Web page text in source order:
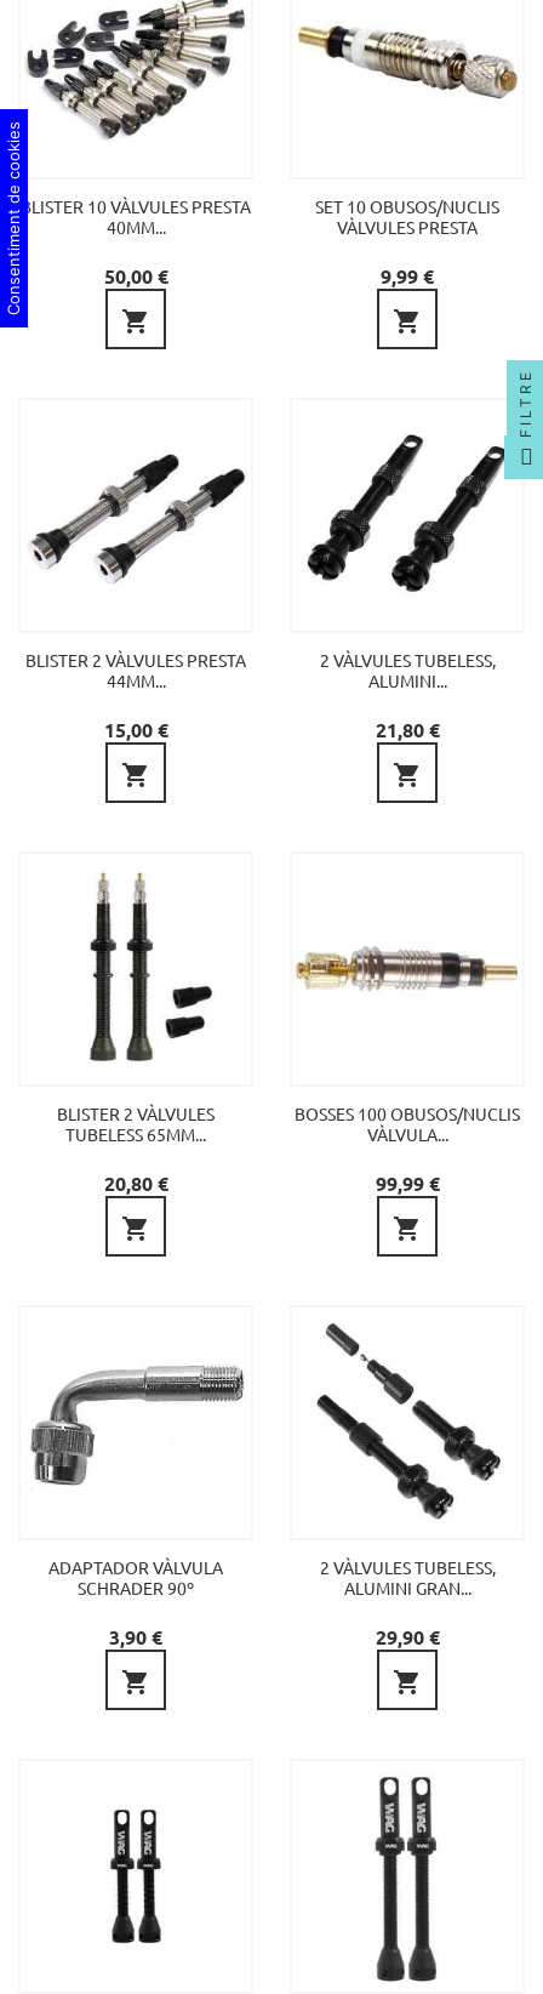
BLISTER 10 VÀLVULES PRESTA
40MM...
Preu
50,00 €

SET 10 OBUSOS/NUCLIS
VÀLVULES PRESTA
Preu
9,99 €

BLISTER 2 VÀLVULES PRESTA
44MM...
Preu
15,00 €

2 VÀLVULES TUBELESS,
ALUMINI...
Preu
21,80 €

BLISTER 2 VÀLVULES
TUBELESS 65MM...
Preu
20,80 €

BOSSES 100 OBUSOS/NUCLIS
VÀLVULA...
Preu
99,99 €

ADAPTADOR VÀLVULA
SCHRADER 90º
Preu
3,90 €

2 VÀLVULES TUBELESS,
ALUMINI GRAN...
Preu
29,90 €

FILTRE
Consentiment de cookies